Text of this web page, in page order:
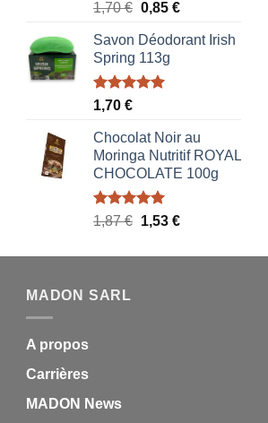
Note5.00
1,70€ Le
initial
était :
1,70 €.
0,85 €Le
actuel
Savon Déodorant Irish
Spring 113g
Note5.00
1,70 €
Chocolat Noir au
Moringa Nutritif ROYAL
CHOCOLATE 100g
Note5.00
1,87€ Le
initial
1,53 €Le
actuel
MADON SARL
A propos
Carrières
MADON News